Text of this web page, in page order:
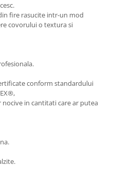
fire rasucite intr-un mod
covorului o textura si
conform standardului
in cantitati care ar putea